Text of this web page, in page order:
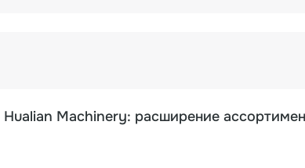
Machinery: расширение